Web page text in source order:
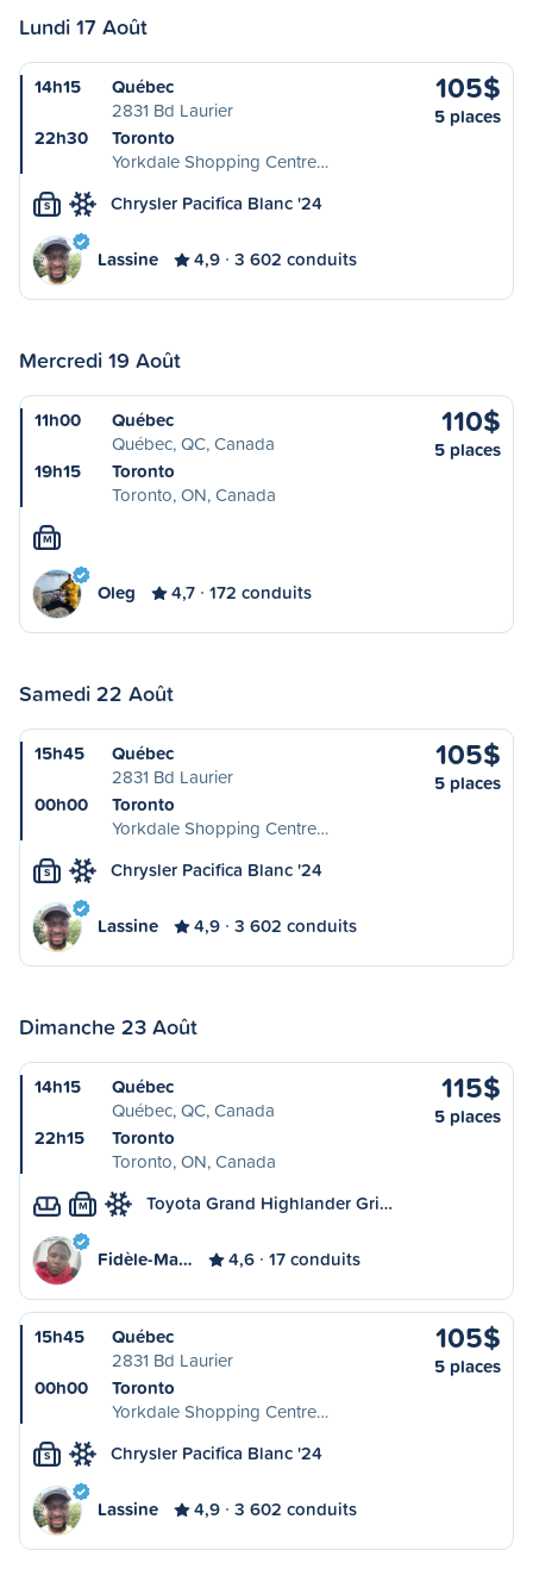
Lundi 17 Août
14h15
Québec
2831 Bd Laurier
22h30
Toronto
Yorkdale Shopping Centre…
105$
5 places
S Chrysler Pacifica Blanc '24
Lassine 4,9 3 602 conduits
Mercredi 19 Août
11h00
Québec
Québec, QC, Canada
19h15
Toronto
Toronto, ON, Canada
110$
5 places
M
Oleg 4,7 172 conduits
Samedi 22 Août
15h45
Québec
2831 Bd Laurier
00h00
Toronto
Yorkdale Shopping Centre…
105$
5 places
S Chrysler Pacifica Blanc '24
Lassine 4,9 3 602 conduits
Dimanche 23 Août
14h15
Québec
Québec, QC, Canada
22h15
Toronto
Toronto, ON, Canada
115$
5 places
M Toyota Grand Highlander Gri…
Fidèle-Ma… 4,6 17 conduits
15h45
Québec
2831 Bd Laurier
00h00
Toronto
Yorkdale Shopping Centre…
105$
5 places
S Chrysler Pacifica Blanc '24
Lassine 4,9 3 602 conduits